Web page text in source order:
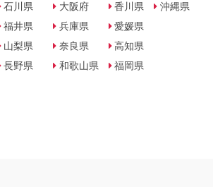
石川県
福井県
山梨県
長野県
大阪府
兵庫県
奈良県
和歌山県
香川県
愛媛県
高知県
福岡県
沖縄県